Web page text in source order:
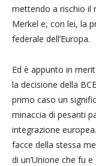
mettendo a rischio il
Merkel e, con lei, la
federale dell’Europa.
Ed è appunto in
la decisione della
primo caso un
minaccia di pesanti
integrazione
facce della stessa
di un’Unione che fu